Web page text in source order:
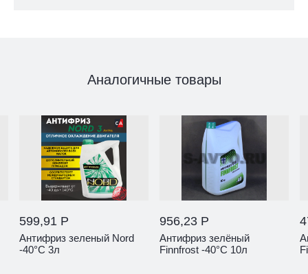
Аналогичные товары
599,91 Р
Антифриз зеленый Nord
-40°С 3л
956,23 Р
Антифриз зелёный
Finnfrost -40°С 10л